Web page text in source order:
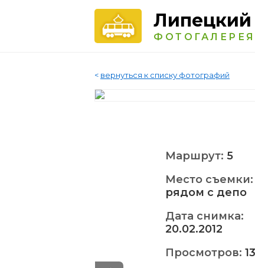
Липецкий
ФОТОГАЛЕРЕЯ
< вернуться к списку фотографий
Маршрут: 5
Место съемки:
рядом с депо
Дата снимка:
20.02.2012
Просмотров: